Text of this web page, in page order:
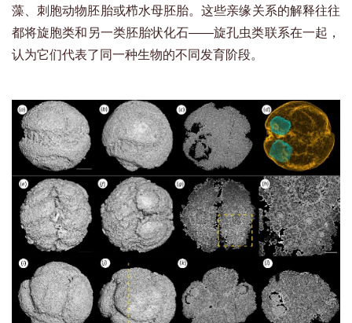
藻、刺胞动物胚胎或栉水母胚胎。这些亲缘关系的解释往往
都将旋胞类和另一类胚胎状化石——旋孔虫类联系在一起，
认为它们代表了同一种生物的不同发育阶段。